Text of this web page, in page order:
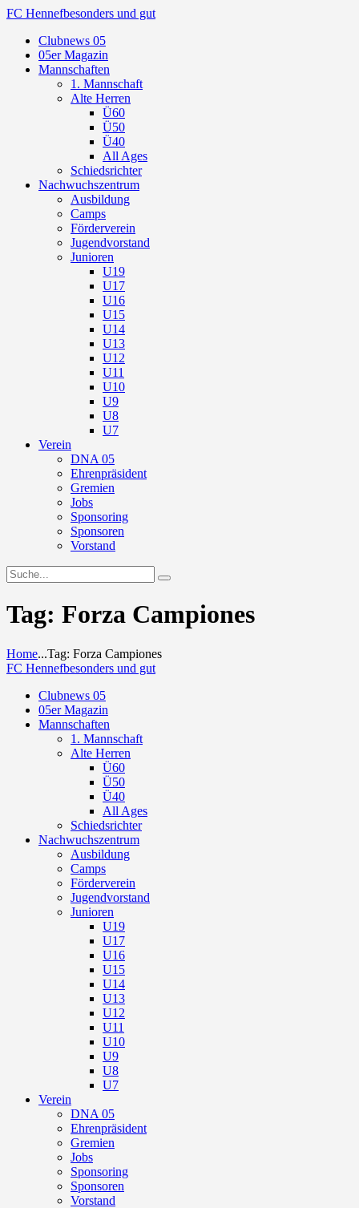
FC Hennefbesonders und gut
Clubnews 05
05er Magazin
Mannschaften
1. Mannschaft
Alte Herren
Ü60
Ü50
Ü40
All Ages
Schiedsrichter
Nachwuchszentrum
Ausbildung
Camps
Förderverein
Jugendvorstand
Junioren
U19
U17
U16
U15
U14
U13
U12
U11
U10
U9
U8
U7
Verein
DNA 05
Ehrenpräsident
Gremien
Jobs
Sponsoring
Sponsoren
Vorstand
Tag: Forza Campiones
Home...Tag: Forza Campiones
FC Hennefbesonders und gut
Clubnews 05
05er Magazin
Mannschaften
1. Mannschaft
Alte Herren
Ü60
Ü50
Ü40
All Ages
Schiedsrichter
Nachwuchszentrum
Ausbildung
Camps
Förderverein
Jugendvorstand
Junioren
U19
U17
U16
U15
U14
U13
U12
U11
U10
U9
U8
U7
Verein
DNA 05
Ehrenpräsident
Gremien
Jobs
Sponsoring
Sponsoren
Vorstand